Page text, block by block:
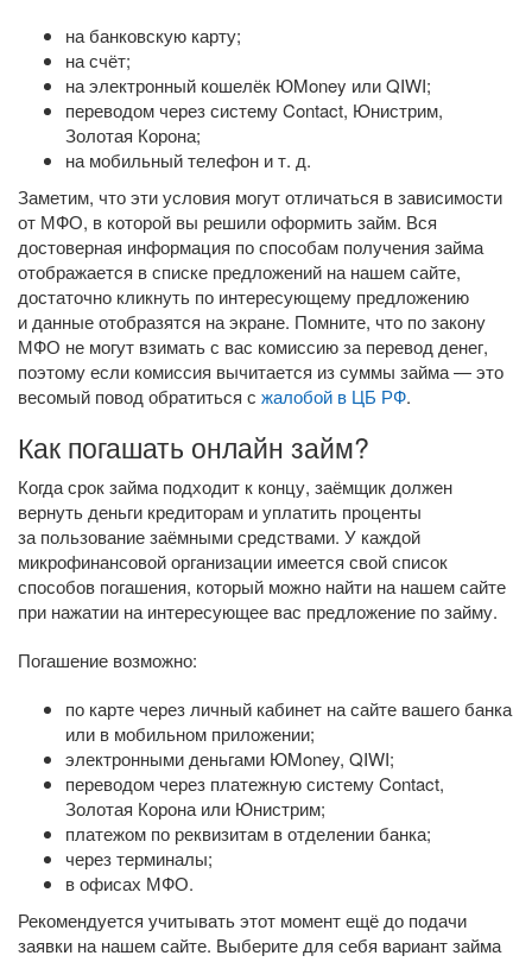
на банковскую карту;
на счёт;
на электронный кошелёк ЮMoney или QIWI;
переводом через систему Contact, Юнистрим,
Золотая Корона;
на мобильный телефон и т. д.
Заметим, что эти условия могут отличаться в зависимости
от МФО, в которой вы решили оформить займ. Вся
достоверная информация по способам получения займа
отображается в списке предложений на нашем сайте,
достаточно кликнуть по интересующему предложению
и данные отобразятся на экране. Помните, что по закону
МФО не могут взимать с вас комиссию за перевод денег,
поэтому если комиссия вычитается из суммы займа — это
весомый повод обратиться с жалобой в ЦБ РФ.
Как погашать онлайн займ?
Когда срок займа подходит к концу, заёмщик должен
вернуть деньги кредиторам и уплатить проценты
за пользование заёмными средствами. У каждой
микрофинансовой организации имеется свой список
способов погашения, который можно найти на нашем сайте
при нажатии на интересующее вас предложение по займу.
Погашение возможно:
по карте через личный кабинет на сайте вашего банка
или в мобильном приложении;
электронными деньгами ЮMoney, QIWI;
переводом через платежную систему Contact,
Золотая Корона или Юнистрим;
платежом по реквизитам в отделении банка;
через терминалы;
в офисах МФО.
Рекомендуется учитывать этот момент ещё до подачи
заявки на нашем сайте. Выберите для себя вариант займа